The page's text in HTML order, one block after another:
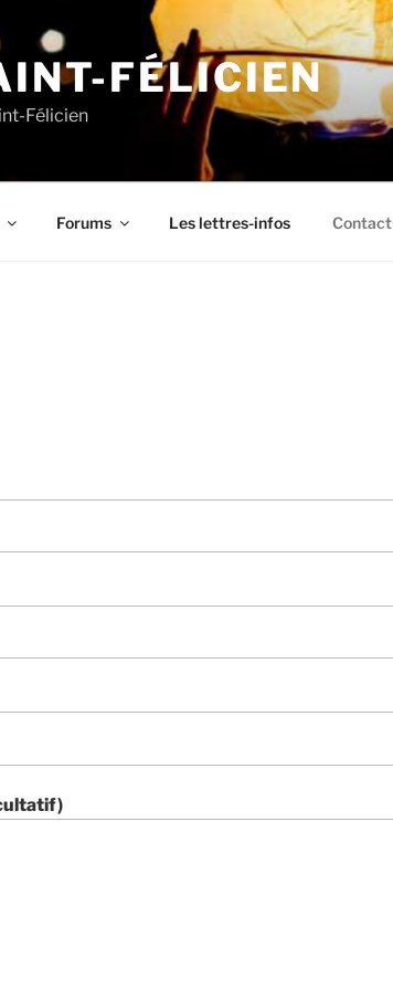
FÉLICIEN
Félicien
Forums Les lettres-infos Contact